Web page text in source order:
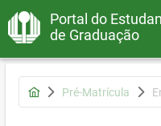
Portal do
de Graduação
Pré-Matrícula